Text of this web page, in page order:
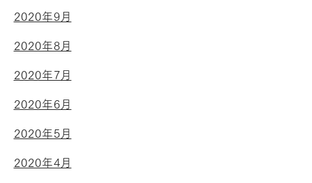
2020年9月
2020年8月
2020年7月
2020年6月
2020年5月
2020年4月